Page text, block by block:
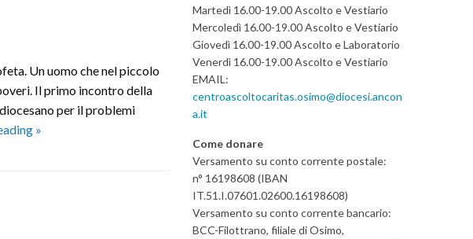
Un uomo che nel piccolo
Il primo incontro della
per il problemi
L’eredità
»
Martedì 16.00-19.00 Ascolto e Vestiario
Mercoledì 16.00-19.00 Ascolto e Vestiario
Giovedì 16.00-19.00 Ascolto e Laboratorio
Venerdì 16.00-19.00 Ascolto e Vestiario
EMAIL:
centroascoltocaritas.osimo@diocesi.ancon
a.it
Come donare
Versamento su conto corrente postale:
n° 16198608 (IBAN
IT.51.I.07601.02600.16198608)
Versamento su conto corrente bancario:
BCC-Filottrano, filiale di Osimo,